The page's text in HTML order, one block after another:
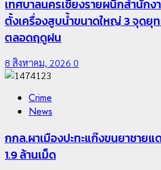
เทศบาลนครเชียงรายผนึกสำนัก
ตั้งเครื่องสูบน้ำขนาดใหญ่ 3 จุด
ตลอดฤดูฝน
8 สิงหาคม, 2026 0
Crime
News
กกล.ผาเมืองปะทะแก๊งขนยาชาย
1.9 ล้านเม็ด